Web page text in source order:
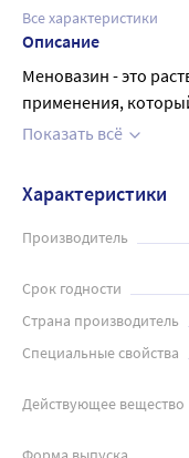
Все характеристики
Описание
Меновазин - это
применения,
расслабляющими и
ментол, анестезин и
устранить болевые
напряжение и
эффективен при
растяжений,
невралгии и
в флаконе объемом
Показать всё
Характеристики
Производитель
Срок годности
Страна производитель
Специальные свойства
Действующее вещество